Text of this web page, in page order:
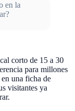
en la
corto de 15 a 30
para millones
una ficha de
visitantes ya